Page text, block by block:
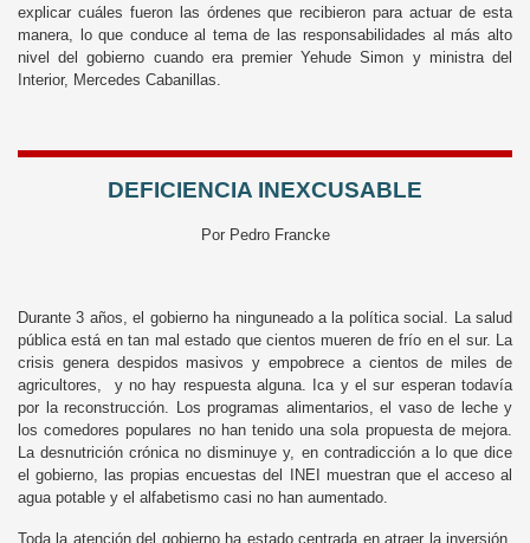
explicar cuáles fueron las órdenes que recibieron para actuar de esta
manera, lo que conduce al tema de las responsabilidades al más alto
nivel del gobierno cuando era premier Yehude Simon y ministra del
Interior, Mercedes Cabanillas.
DEFICIENCIA INEXCUSABLE
Por Pedro Francke
Durante 3 años, el gobierno ha ninguneado a la política social. La salud
pública está en tan mal estado que cientos mueren de frío en el sur. La
crisis genera despidos masivos y empobrece a cientos de miles de
agricultores, y no hay respuesta alguna. Ica y el sur esperan todavía
por la reconstrucción. Los programas alimentarios, el vaso de leche y
los comedores populares no han tenido una sola propuesta de mejora.
La desnutrición crónica no disminuye y, en contradicción a lo que dice
el gobierno, las propias encuestas del INEI muestran que el acceso al
agua potable y el alfabetismo casi no han aumentado.
Toda la atención del gobierno ha estado centrada en atraer la inversión,